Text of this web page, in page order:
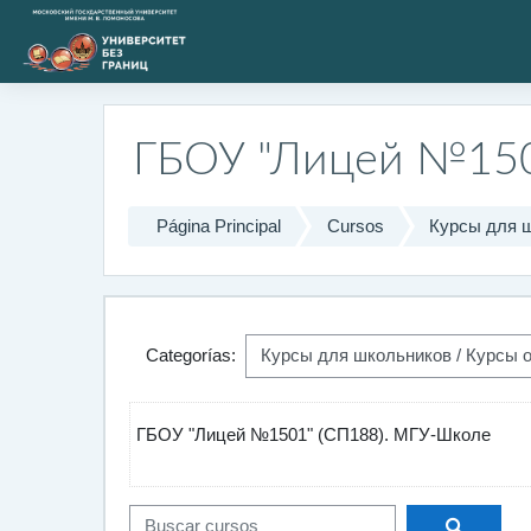
Salta al contenido principal
ГБОУ "Лицей
Página Principal Cursos Курсы для
Categorías:
ГБОУ "Лицей №1501" (СП188). МГУ-Школе